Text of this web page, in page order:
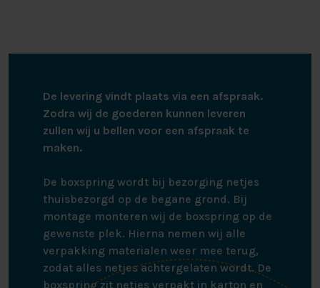
De levering vindt plaats via een afspraak.
Zodra wij de goederen kunnen leveren
zullen wij u bellen voor een afspraak te
maken.
De boxspring wordt bij bezorging netjes
thuisbezorgd op de begane grond. Bij
montage monteren wij de boxspring op de
gewenste plek. Hierna nemen wij alle
verpakking materialen weer mee terug,
zodat alles netjes achtergelaten wordt. De
boxspring zit netjes verpakt in karton en